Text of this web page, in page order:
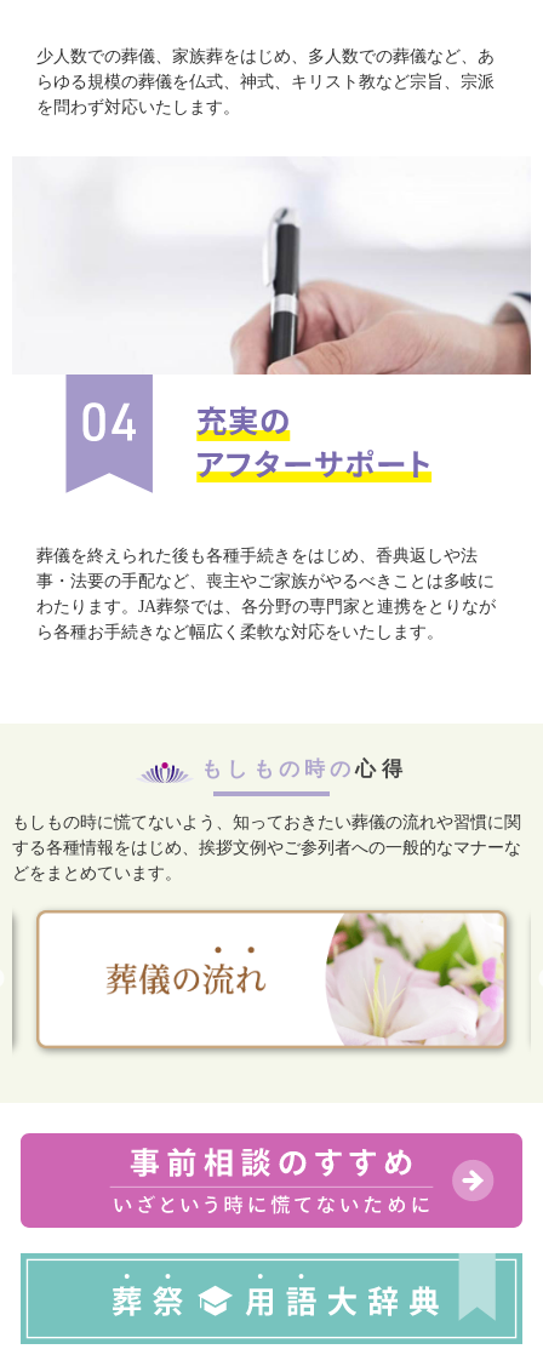
少人数での葬儀、家族葬をはじめ、多人数での葬儀など、あ
らゆる規模の葬儀を仏式、神式、キリスト教など宗旨、宗派
を問わず対応いたします。
葬儀を終えられた後も各種手続きをはじめ、香典返しや法
事・法要の手配など、喪主やご家族がやるべきことは多岐に
わたります。JA葬祭では、各分野の専門家と連携をとりなが
ら各種お手続きなど幅広く柔軟な対応をいたします。
もしもの時の心得
もしもの時に慌てないよう、知っておきたい葬儀の流れや習慣に関
する各種情報をはじめ、 挨拶文例やご参列者への一般的なマナーな
どをまとめています。